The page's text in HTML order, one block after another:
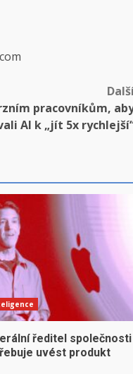
pracovníkům,
AI k „jít 5x
ředitel společnosti
uvést produkt